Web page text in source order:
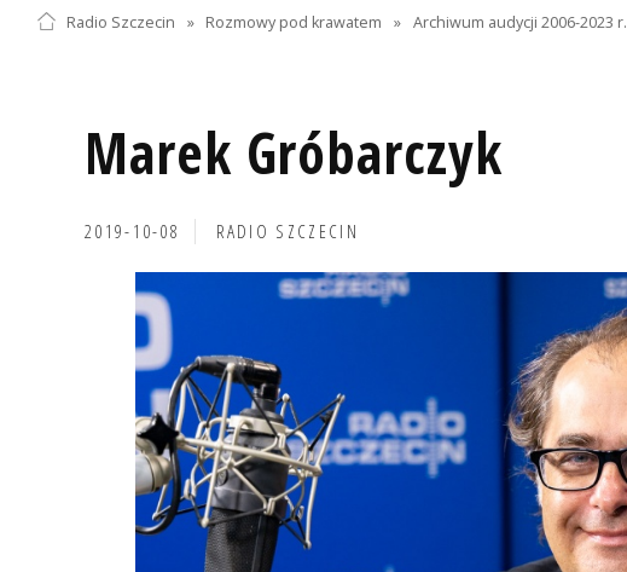
Radio Szczecin » Rozmowy pod krawatem » Archiwum audycji 2006-2023 r.
Marek Gróbarczyk
2019-10-08 RADIO SZCZECIN